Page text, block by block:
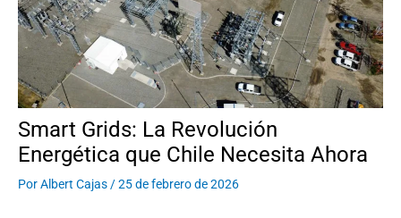
Smart Grids: La Revolución
Energética que Chile Necesita Ahora
PorAlbert Cajas/25 de febrero de 2026